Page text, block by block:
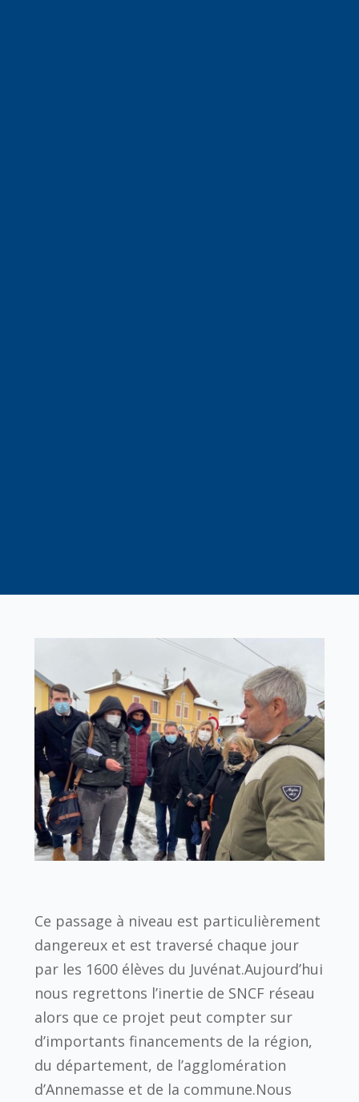
Ce passage à niveau est particulièrement
dangereux et est traversé chaque jour
par les 1600 élèves du Juvénat.Aujourd’hui
nous regrettons l’inertie de SNCF réseau
alors que ce projet peut compter sur
d’importants financements de la région,
du département, de l’agglomération
d’Annemasse et de la commune.Nous